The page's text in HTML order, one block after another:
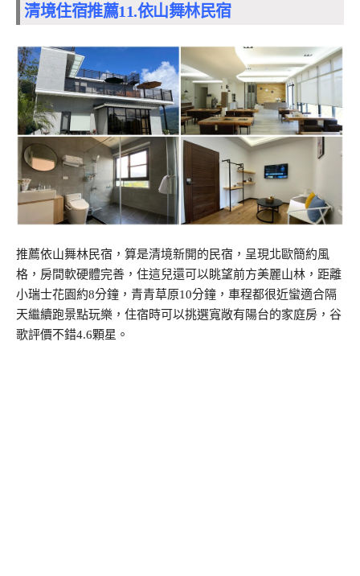
清境住宿推薦11.依山舞林民宿
推薦依山舞林民宿，算是清境新開的民宿，呈現北歐簡約風
格，房間軟硬體完善，住這兒還可以眺望前方美麗山林，距離
小瑞士花園約8分鐘，青青草原10分鐘，車程都很近蠻適合隔
天繼續跑景點玩樂，住宿時可以挑選寬敞有陽台的家庭房，谷
歌評價不錯4.6顆星。